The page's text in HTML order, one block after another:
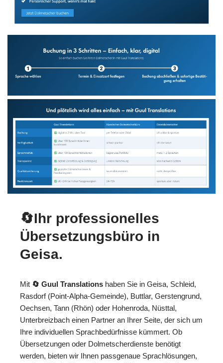
🔄Ihr professionelles
Übersetzungsbüro in
Geisa.
Mit 🔄 Guul Translations haben Sie in Geisa, Schleid,
Rasdorf (Point-Alpha-Gemeinde), Buttlar, Gerstengrund,
Oechsen, Tann (Rhön) oder Hohenroda, Nüsttal,
Unterbreizbach einen Partner an Ihrer Seite, der sich um
Ihre individuellen Sprachbedürfnisse kümmert. Ob
Übersetzungen oder Dolmetscherdienste benötigt
werden, bieten wir Ihnen passgenaue Sprachlösungen,